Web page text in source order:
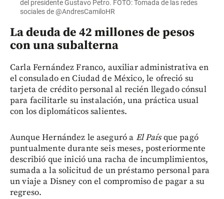
del presidente Gustavo Petro. FOTO: Tomada de las redes
sociales de @AndresCamiloHR
La deuda de 42 millones de pesos
con una subalterna
Carla Fernández Franco, auxiliar administrativa en
el consulado en Ciudad de México, le ofreció su
tarjeta de crédito personal al recién llegado cónsul
para facilitarle su instalación, una práctica usual
con los diplomáticos salientes.
Aunque Hernández le aseguró a El Paísque pagó
puntualmente durante seis meses, posteriormente
describió que inició una racha de incumplimientos,
sumada a la solicitud de un préstamo personal para
un viaje a Disney con el compromiso de pagar a su
regreso.